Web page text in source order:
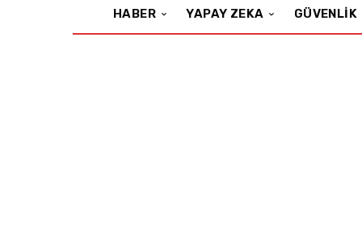
HABER YAPAY ZEKA GÜVENLIK